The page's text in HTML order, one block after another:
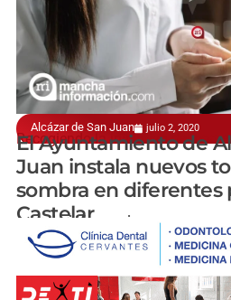
Alcázar de San Juan julio 2, 2020
Recogiendo la iniciativa del
El Ayuntamiento de
Juan instala nuevos
sombra en diferentes
Castelar
manchainformacion.com